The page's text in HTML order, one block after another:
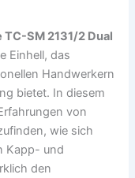
SM 2131/2 Dual
Einhell, das
Handwerkern
bietet. In diesem
von
wie sich
Kapp- und
den